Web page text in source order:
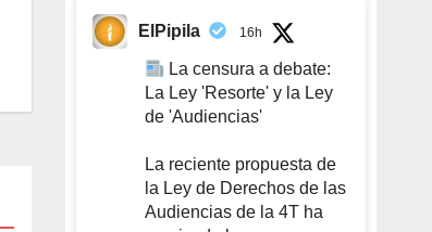
ElPipila 16h
La censura a debate:
La Ley 'Resorte' y la Ley
de 'Audiencias'
La reciente propuesta de
la Ley de Derechos de las
Audiencias de la 4T ha